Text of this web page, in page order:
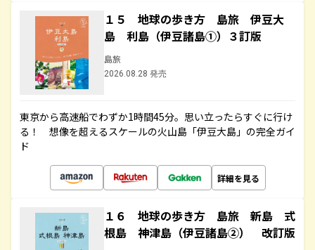
１５ 地球の歩き方 島旅 伊豆大
島 利島（伊豆諸島①）３訂版
島旅
2026.08.28 発売
東京から高速船でわずか1時間45分。思い立ったらすぐに行け
る！ 想像を超えるスケールの火山島「伊豆大島」の完全ガイ
ド
詳細を見る
１６ 地球の歩き方 島旅 新島 式
根島 神津島（伊豆諸島②） 改訂版